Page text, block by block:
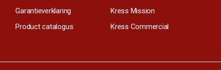
Garantieverklaring
Product catalogus
Kress Mission
Kress Commercial